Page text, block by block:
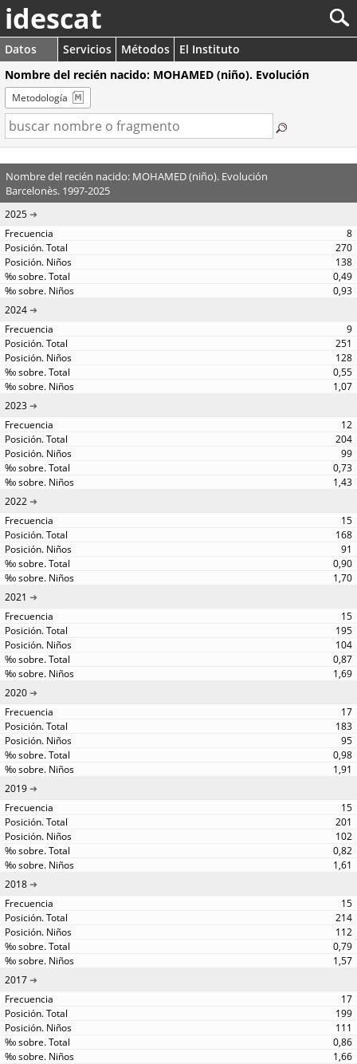
idescat
Datos Servicios Métodos
El Instituto
Nombre del recién nacido: MOHAMED (niño). Evolución
Metodología
Nombre del recién nacido: MOHAMED (niño). Evolución
Barcelonès. 1997-2025
2025
8
270
138
0,49
0,93
2024
9
251
128
0,55
1,07
2023
12
204
99
0,73
1,43
2022
15
168
91
0,90
1,70
2021
15
195
104
0,87
1,69
2020
17
183
95
0,98
1,91
2019
15
201
102
0,82
1,61
2018
15
214
112
0,79
1,57
2017
17
199
111
0,86
1,66